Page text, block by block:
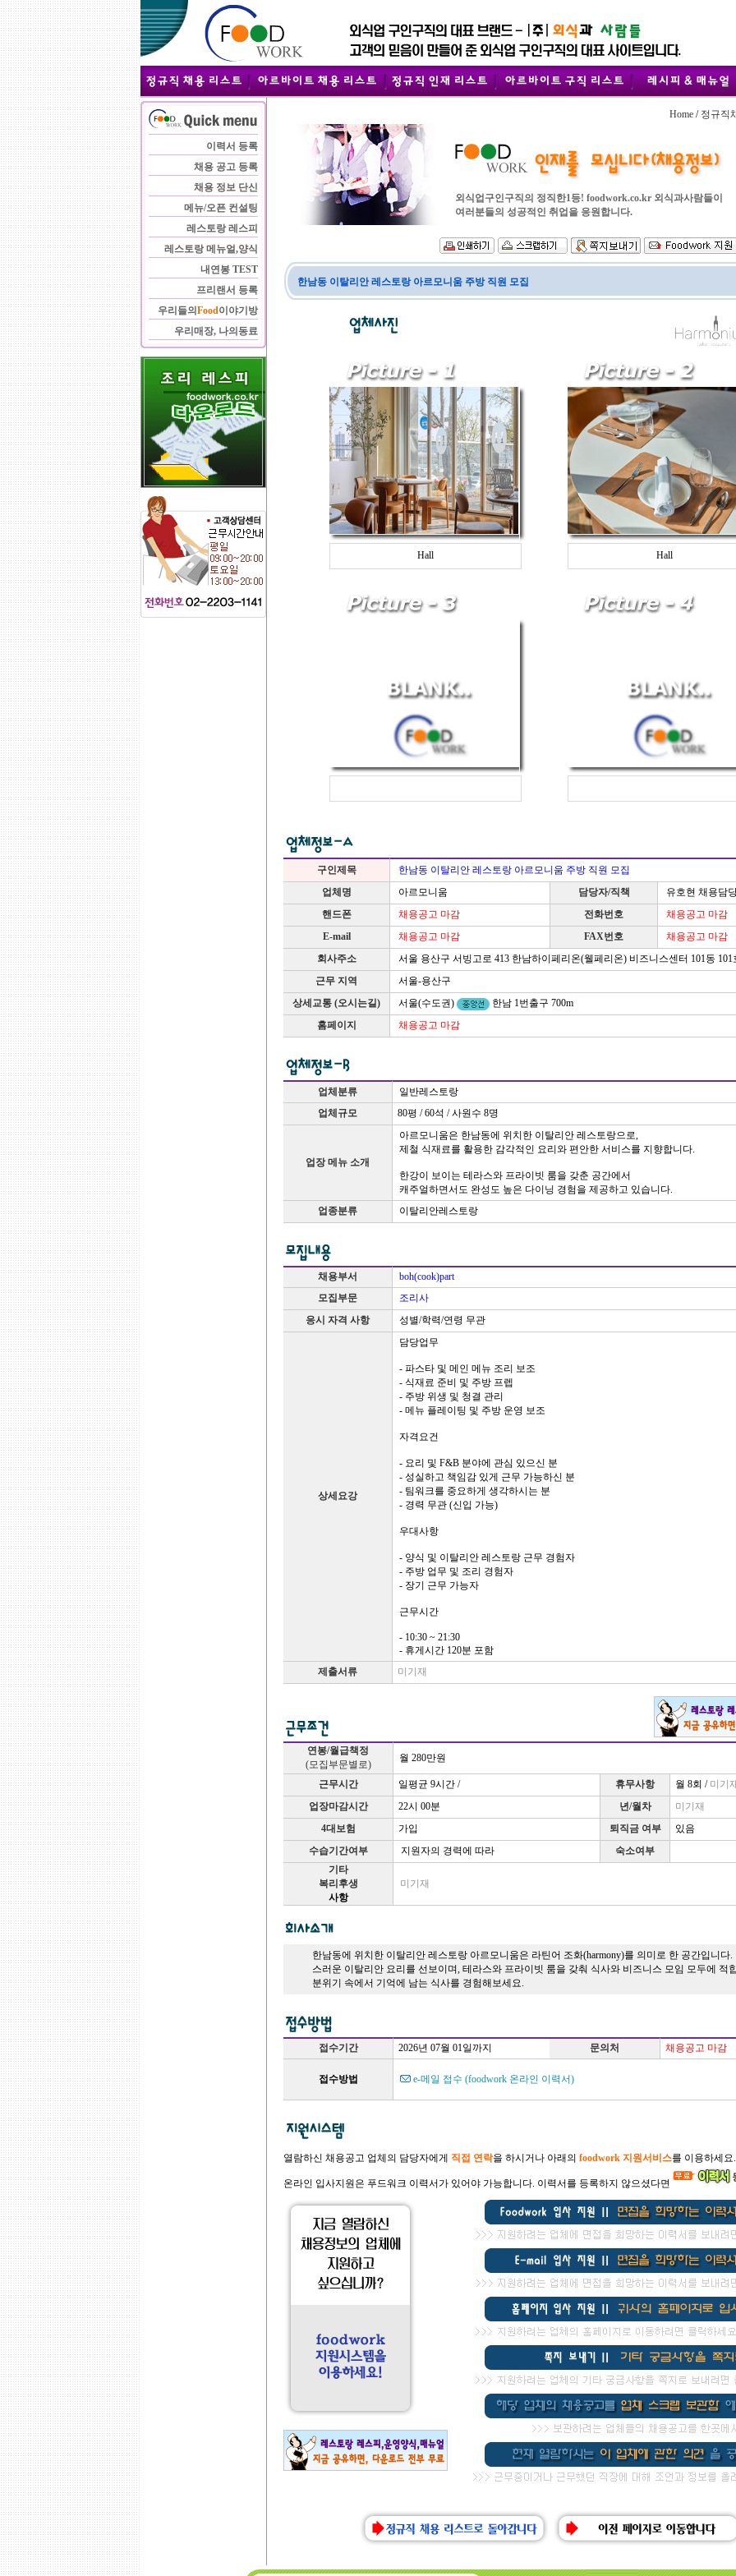
이력서 등록
채용 공고 등록
채용 정보 단신
메뉴/오픈 컨설팅
레스토랑 레스피
레스토랑 메뉴얼,양식
내연봉 TEST
프리랜서 등록
우리들의 Food이야기방
우리매장, 나의동료
Home / 정규직
외식업구인구직의 정직한1등! foodwork.co.kr 외식과사람들이
여러분들의 성공적인 취업을 응원합니다.
한남동 이탈리안 레스토랑 아르모니움 주방 직원 모집
Hall Hall
구인제목
한남동 이탈리안 레스토랑 아르모니움 주방 직원 모집
업체명
아르모니움 담당자/직책
유호현 채용담
핸드폰
채용공고 마감 전화번호
채용공고 마감
E-mail
채용공고 마감 FAX번호
채용공고 마감
회사주소
서울 용산구 서빙고로 413 한남하이페리온(웰페리온) 비즈니스센터 101동
근무 지역
서울-용산구
상세교통 (오시는길)
서울(수도권)
한남 1번출구 700m
홈페이지
채용공고 마감
업체분류
일반레스토랑
업체규모
80평 / 60석 / 사원수 8명
업장 메뉴 소개
아르모니움은 한남동에 위치한 이탈리안 레스토랑으로,
제철 식재료를 활용한 감각적인 요리와 편안한 서비스를 지향합니다.
한강이 보이는 테라스와 프라이빗 룸을 갖춘 공간에서
캐주얼하면서도 완성도 높은 다이닝 경험을 제공하고 있습니다.
업종분류
이탈리안레스토랑
채용부서
boh(cook)part
모집부문
조리사
응시 자격 사항
성별/학력/연령 무관
상세요강
담당업무
- 파스타 및 메인 메뉴 조리 보조
- 식재료 준비 및 주방 프렙
- 주방 위생 및 청결 관리
- 메뉴 플레이팅 및 주방 운영 보조
자격요건
- 요리 및 F&B 분야에 관심 있으신 분
- 성실하고 책임감 있게 근무 가능하신 분
- 팀워크를 중요하게 생각하시는 분
- 경력 무관 (신입 가능)
우대사항
- 양식 및 이탈리안 레스토랑 근무 경험자
- 주방 업무 및 조리 경험자
- 장기 근무 가능자
근무시간
- 10:30 ~ 21:30
- 휴게시간 120분 포함
제출서류
미기재
연봉/월급책정
(모집부문별로)
월 280만원
근무시간 일평균 9시간 / 휴무사항 월 8회 / 미기
업장마감시간
22시 00분 년/월차
미기재
4대보험
가입 퇴직금 여부
있음
수습기간여부
지원자의 경력에 따라
숙소여부
기타
복리후생
사항
미기재
한남동에 위치한 이탈리안 레스토랑 아르모니움은 라틴어 조화(harmony)를 의미로 한 공간입니다
스러운 이탈리안 요리를 선보이며, 테라스와 프라이빗 룸을 갖춰 식사와 비즈니스 모임 모두에 적
분위기 속에서 기억에 남는 식사를 경험해보세요.
접수기간 2026년 07월 01일까지 문의처 채용공고 마감
접수방법 e-메일 접수 (foodwork 온라인 이력서)
열람하신 채용공고 업체의 담당자에게 직접 연락을 하시거나 아래의 foodwork 지원서비스를 이용하세요.
온라인 입사지원은 푸드워크 이력서가 있어야 가능합니다. 이력서를 등록하지 않으셨다면